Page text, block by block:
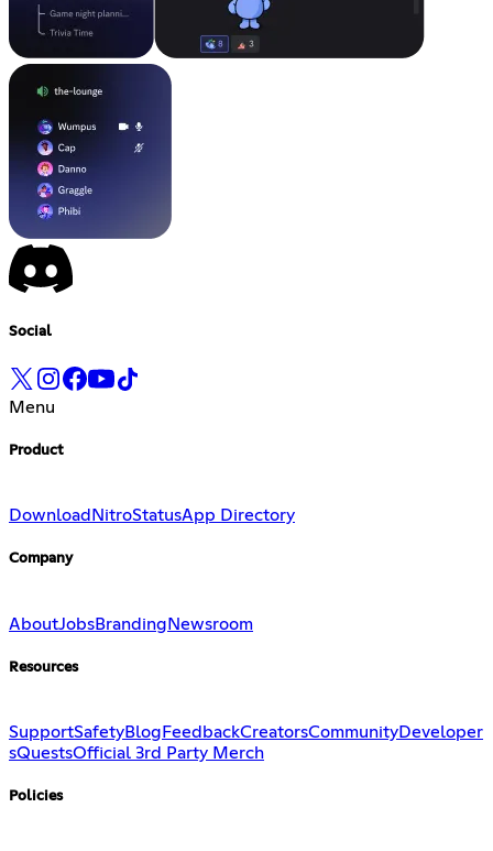
Social
Menu
Product
Download NitroStatusApp Directory
Company
AboutJobsBrandingNewsroom
Resources
SupportSafetyBlog FeedbackCreatorsCommunityDeveloper
sQuestsOfficial 3rd Party Merch
Policies